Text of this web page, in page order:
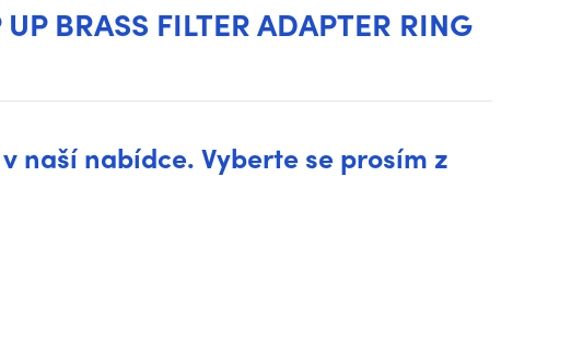
BRASS FILTER ADAPTER RING
naší nabídce. Vyberte se prosím z